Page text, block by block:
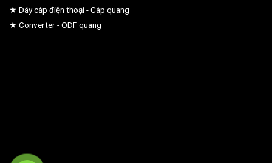
★ Dây cáp điện thoại - Cáp quang
★ Converter - ODF quang